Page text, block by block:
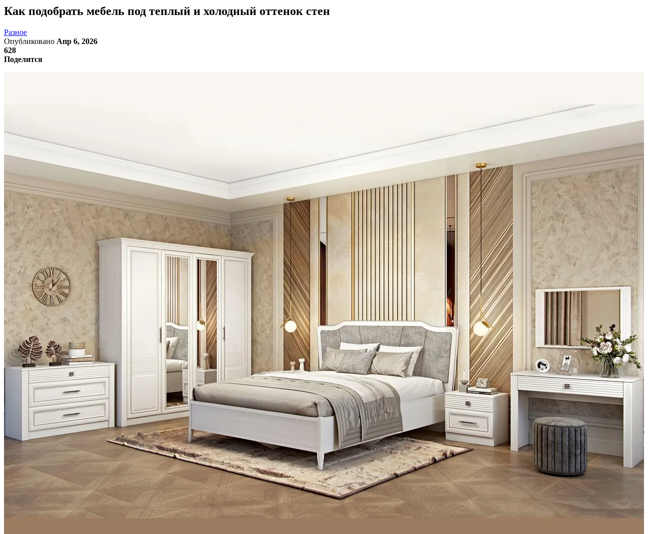
Как подобрать мебель под теплый и холодный оттенок стен
Разное
Опубликовано Апр 6, 2026
628
Поделится